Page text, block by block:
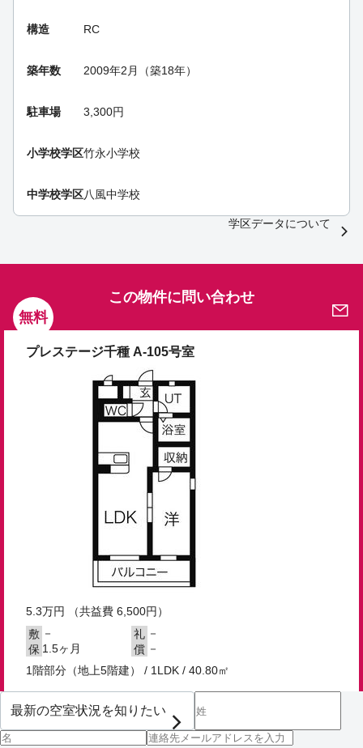
構造 RC
築年数 2009年2月（築18年）
駐車場 3,300円
小学校学区竹永小学校
中学校学区八風中学校
学区データについて
無料
この物件に問い合わせ
プレステージ千種 A-105号室
5.3万円
（共益費 6,500円）
敷 － 礼 －
保 1.5ヶ月 償 －
1階部分（地上5階建） / 1LDK / 40.80㎡